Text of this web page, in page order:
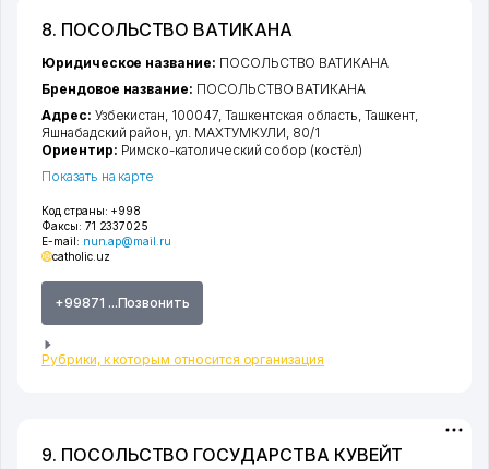
8. ПОСОЛЬСТВО ВАТИКАНА
Код страны: +998
Факсы: 71 2337025
E-mail: nun.ap@mail.ru
catholic.uz
+99871 ...Позвонить
Рубрики, к которым относится организация
Юридическое название: ПОСОЛЬСТВО ВАТИКАНА
Брендовое название: ПОСОЛЬСТВО ВАТИКАНА
Адрес: Узбекистан, 100047, Ташкентская область Ташкент
Яшнабадский район ,ул. МАХТУМКУЛИ , 80/1
Ориентир: Римско-католический собор (костёл)
Показать на карте
9. ПОСОЛЬСТВО ГОСУДАРСТВА КУВЕЙТ